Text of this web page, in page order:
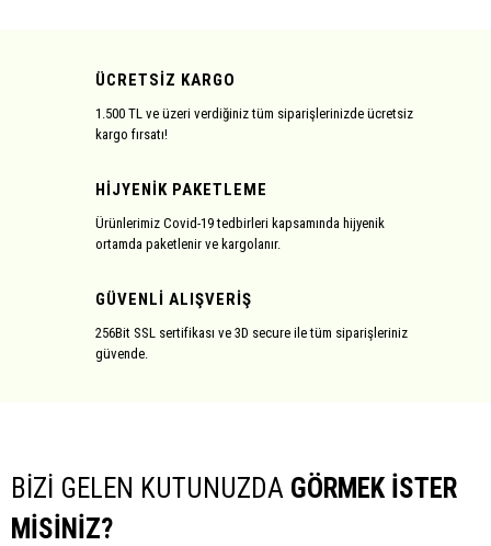
ÜCRETSİZ KARGO
1.500 TL ve üzeri verdiğiniz tüm siparişlerinizde ücretsiz
kargo fırsatı!
HİJYENİK PAKETLEME
Ürünlerimiz Covid-19 tedbirleri kapsamında hijyenik
ortamda paketlenir ve kargolanır.
GÜVENLİ ALIŞVERİŞ
256Bit SSL sertifikası ve 3D secure ile tüm siparişleriniz
güvende.
BİZİ GELEN KUTUNUZDA GÖRMEK İSTER
MİSİNİZ?